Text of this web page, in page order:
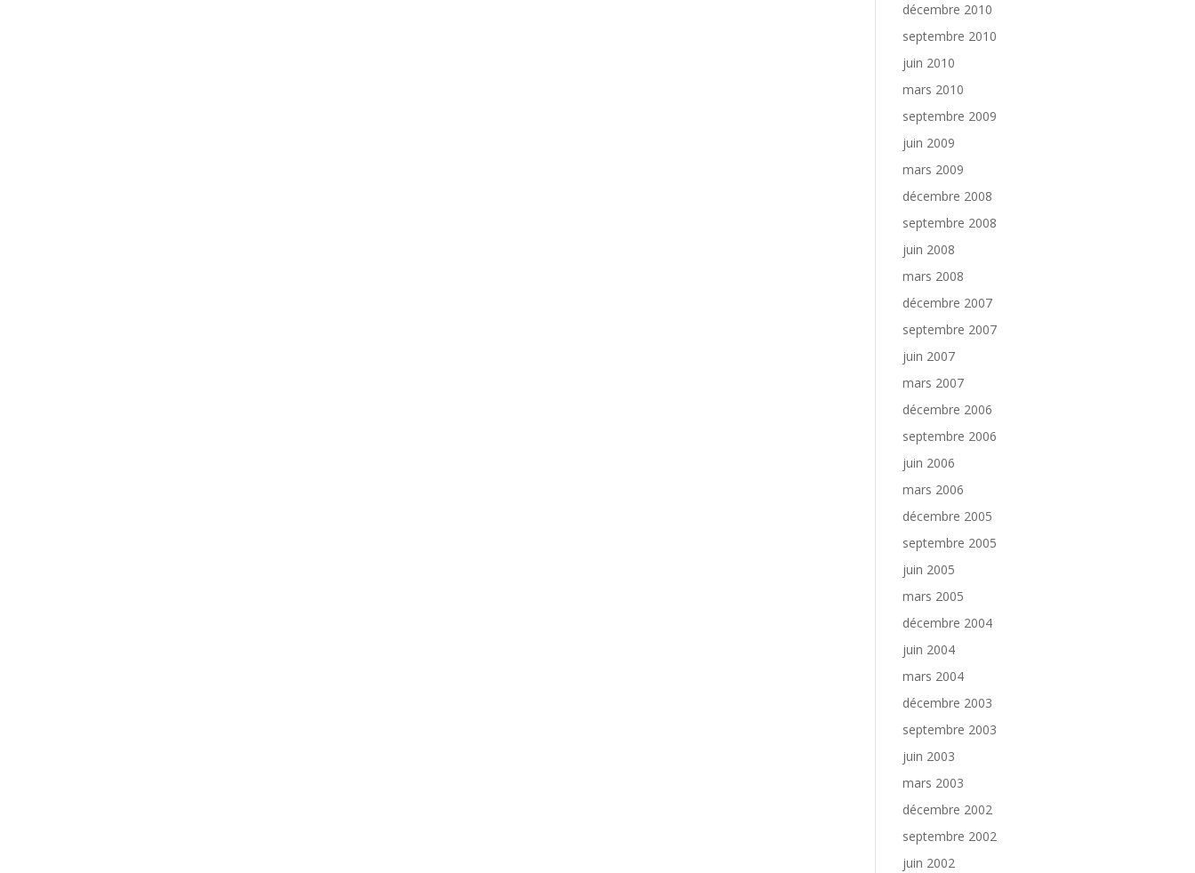
décembre 2010
septembre 2010
juin 2010
mars 2010
septembre 2009
juin 2009
mars 2009
décembre 2008
septembre 2008
juin 2008
mars 2008
décembre 2007
septembre 2007
juin 2007
mars 2007
décembre 2006
septembre 2006
juin 2006
mars 2006
décembre 2005
septembre 2005
juin 2005
mars 2005
décembre 2004
juin 2004
mars 2004
décembre 2003
septembre 2003
juin 2003
mars 2003
décembre 2002
septembre 2002
juin 2002